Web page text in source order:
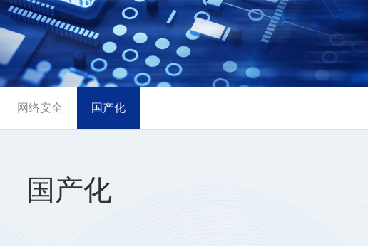
网络安全 国产化
国产化